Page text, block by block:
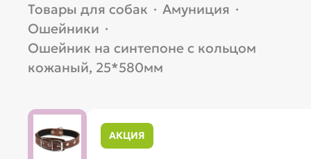
Товары для собак · Амуниция ·
Ошейники ·
Ошейник на синтепоне с кольцом
кожаный, 25*580мм
АКЦИЯ